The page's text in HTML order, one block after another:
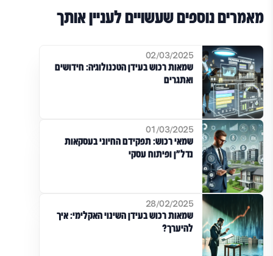
מאמרים נוספים שעשויים לעניין אותך
02/03/2025
שמאות רכוש בעידן הטכנולוגיה: חידושים
ואתגרים
01/03/2025
שמאי רכוש: תפקידם החיוני בעסקאות
נדל"ן ופיתוח עסקי
28/02/2025
שמאות רכוש בעידן השינוי האקלימי: איך
להיערך?